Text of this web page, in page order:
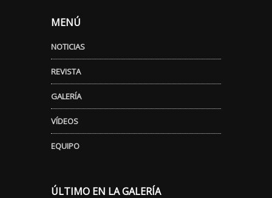
MENÚ
NOTICIAS
REVISTA
GALERÍA
VÍDEOS
EQUIPO
ÚLTIMO EN LA GALERÍA